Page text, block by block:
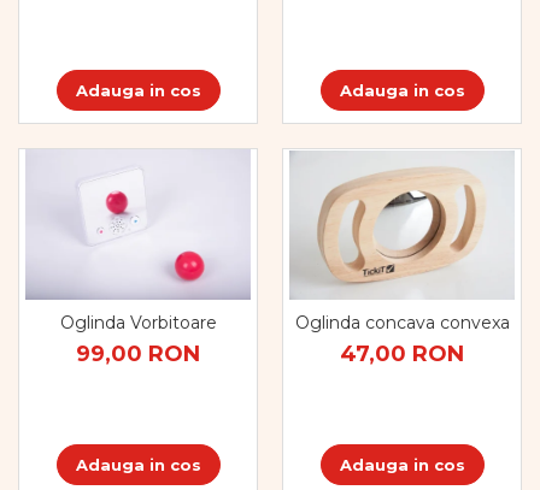
Adauga in cos Adauga in cos
Oglinda Vorbitoare
99,00 RON
Adauga in cos
Oglinda concava convexa
47,00 RON
Adauga in cos